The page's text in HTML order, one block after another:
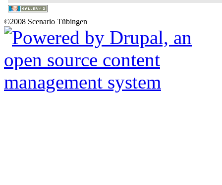
©2008 Scenario Tübingen